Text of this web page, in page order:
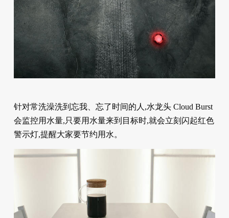
针对常洗澡洗到忘我、忘了时间的人,水龙头 Cloud Burst
会监控用水量,只要用水量来到目标时,就会立刻闪起红色
警示灯,提醒大家要节约用水。